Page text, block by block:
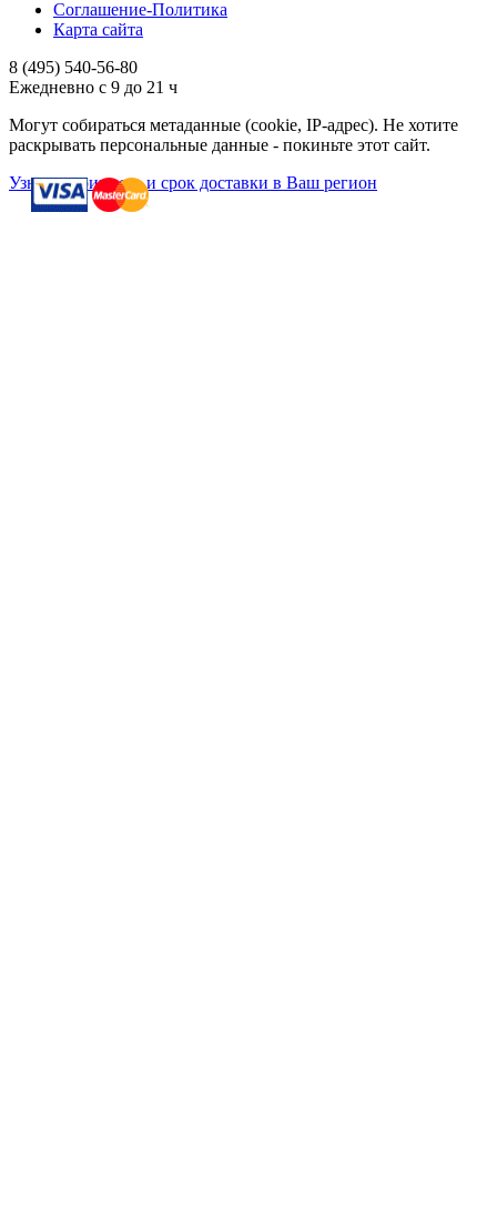
Соглашение-Политика
Карта сайта
8 (495) 540-56-80
Ежедневно с 9 до 21 ч
Могут собираться метаданные (cookie, IP-адрес). Не хотите
раскрывать персональные данные - покиньте этот сайт.
Узнать стоимость и срок доставки в Ваш регион